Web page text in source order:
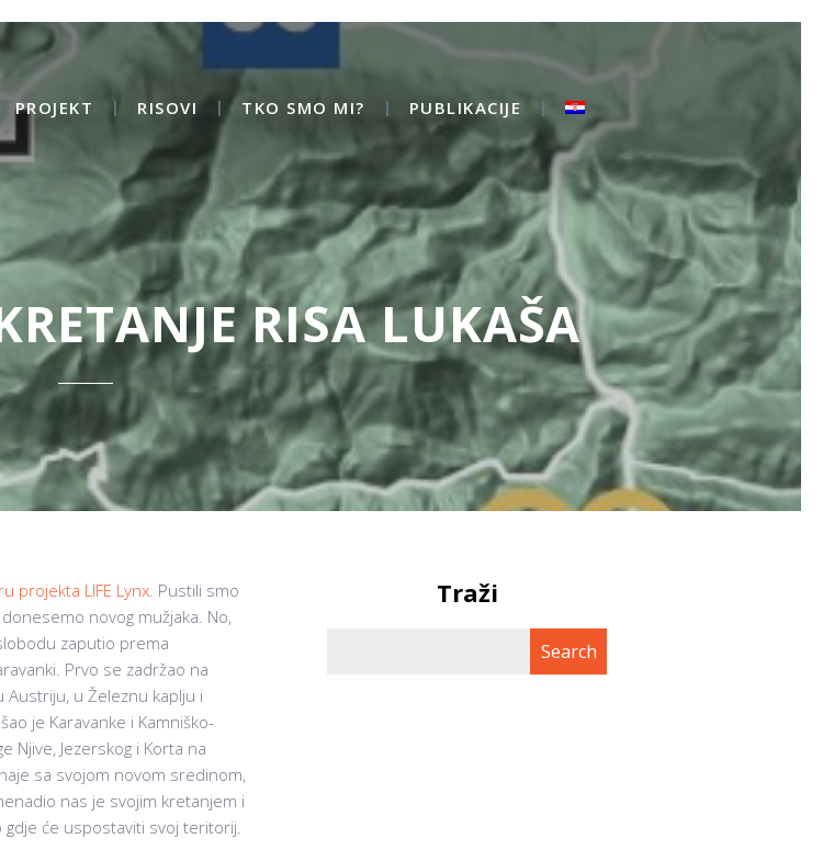
PROJEKT RISOVI TKO SMO MI? PUBLIKACIJE
RISA LUKAŠA
projekta LIFE Lynx. Pustili smo
novog mužjaka. No,
zaputio prema
Prvo se zadržao na
u Železnu kaplju i
je Karavanke i Kamniško-
Njive, Jezerskog i Korta na
sa svojom novom sredinom,
nas je svojim kretanjem i
će uspostaviti svoj teritorij.
Traži